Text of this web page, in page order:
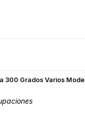
300 Grados Varios